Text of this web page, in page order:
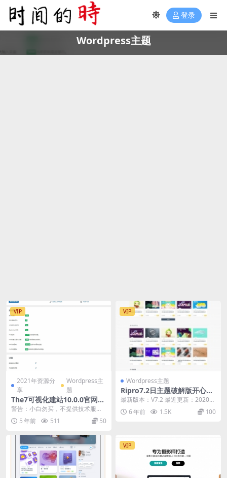
登录
Wordpress主题
VIP
2021年资源分
享
Wordpress主
题
The7可视化建站10.0.0官网中
文版可视化拖拽编辑 WordPr
警告：小白勿买，不提供技术服
务；新测已上线 编码格式：前端Ht
ml5+css3响...
5 年前 511 50
VIP
Wordpress主题
Ripro7.2日主题破解版开心版
解密源码无限制版去授权
最新版本：V7.2 最近更新：2020年
07月20日 支持设备：响应式布局，
不同...6 年前 1.5K 100
VIP